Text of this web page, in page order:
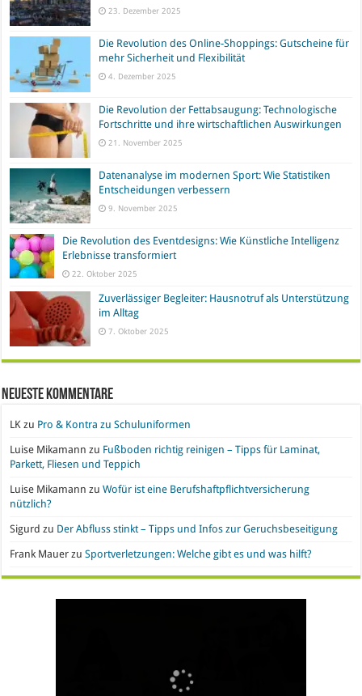
23. Dezember 2025
Die Revolution des Online-Shoppings: Gutscheine für
mehr Sicherheit und Flexibilität
4. Dezember 2025
Die Revolution der Fettabsaugung: Technologische
Fortschritte und ihre wirtschaftlichen Auswirkungen
21. November 2025
Datenanalyse im modernen Sport: Wie Statistiken
Entscheidungen verbessern
9. November 2025
Die Revolution des Eventdesigns: Wie Künstliche Intelligenz
Erlebnisse transformiert
22. Oktober 2025
Zuverlässiger Begleiter: Hausnotruf als Unterstützung
im Alltag
7. Oktober 2025
Neueste Kommentare
LK zu Pro & Kontra zu Schuluniformen
Luise Mikamann zu Fußboden richtig reinigen – Tipps für Laminat,
Parkett, Fliesen und Teppich
Luise Mikamann zuWofür ist eine Berufshaftpflichtversicherung
nützlich?
Sigurd zu Der Abfluss stinkt – Tipps und Infos zur Geruchsbeseitigung
Frank Mauer zuSportverletzungen: Welche gibt es und was hilft?